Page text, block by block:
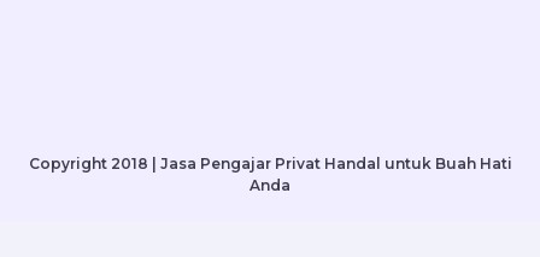
Copyright 2018 | Jasa Pengajar Privat Handal untuk Buah Hati
Anda